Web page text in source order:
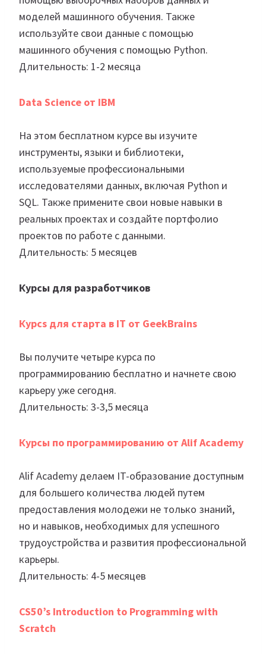
моделей машинного обучения. Также
используйте свои данные с помощью
машинного обучения с помощью Python.
Длительность: 1-2 месяца
Data Science от IBM
На этом бесплатном курсе вы изучите
инструменты, языки и библиотеки,
используемые профессиональными
исследователями данных, включая Python и
SQL. Также примените свои новые навыки в
реальных проектах и создайте портфолио
проектов по работе с данными.
Длительность: 5 месяцев
Курсы для разработчиков
Курсs для старта в IT от GeekBrains
Вы получите четыре курса по
программированию бесплатно и начнете свою
карьеру уже сегодня.
Длительность: 3-3,5 месяца
Курсы по программированию от Alif Academy
Alif Academy делаем IT-образование доступным
для большего количества людей путем
предоставления молодежи не только знаний,
но и навыков, необходимых для успешного
трудоустройства и развития профессиональной
карьеры.
Длительность: 4-5 месяцев
CS50’s Introduction to Programming with
Scratch